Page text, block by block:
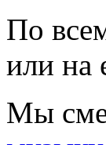
По
или на
Мы